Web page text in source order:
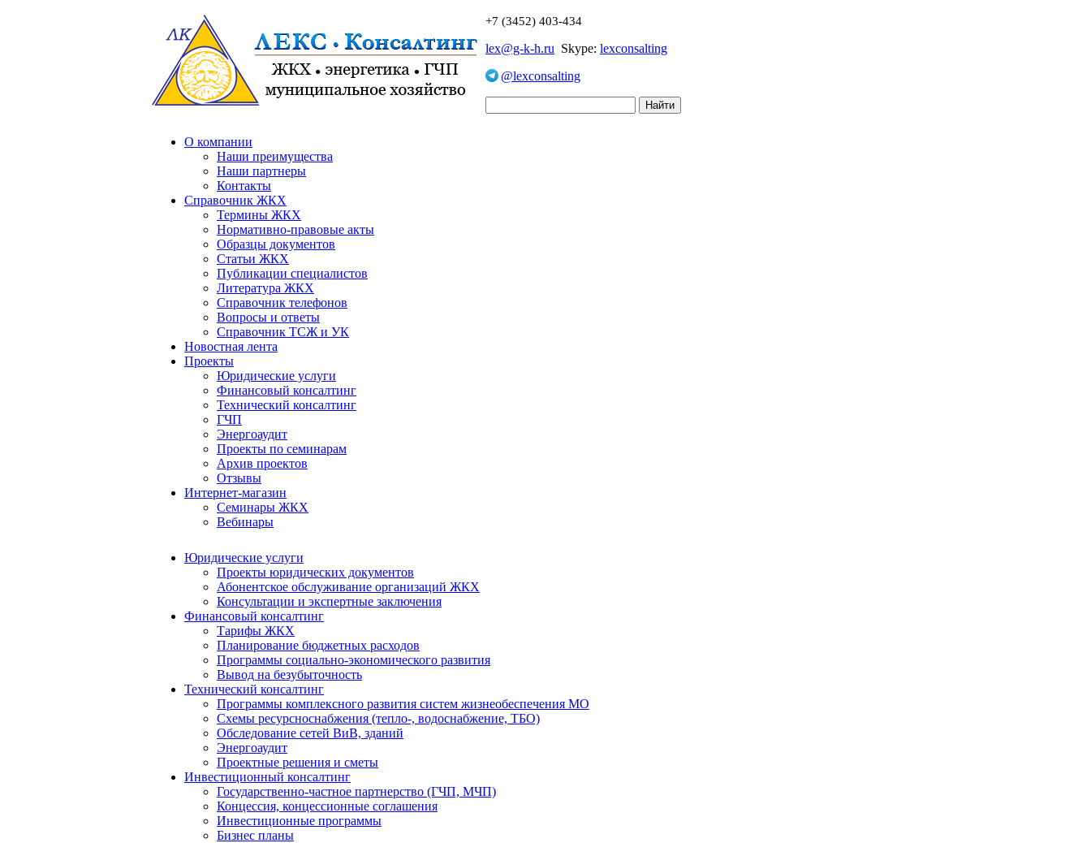
+7 (3452) 403-434
lex@g-k-h.ru Skype: lexconsalting
@lexconsalting
О компании
Наши преимущества
Наши партнеры
Контакты
Справочник ЖКХ
Термины ЖКХ
Нормативно-правовые акты
Образцы документов
Статьи ЖКХ
Публикации специалистов
Литература ЖКХ
Справочник телефонов
Вопросы и ответы
Справочник ТСЖ и УК
Новостная лента
Проекты
Юридические услуги
Финансовый консалтинг
Технический консалтинг
ГЧП
Энергоаудит
Проекты по семинарам
Архив проектов
Отзывы
Интернет-магазин
Семинары ЖКХ
Вебинары
Юридические услуги
Проекты юридических документов
Абонентское обслуживание организаций ЖКХ
Консультации и экспертные заключения
Финансовый консалтинг
Тарифы ЖКХ
Планирование бюджетных расходов
Программы социально-экономического развития
Вывод на безубыточность
Технический консалтинг
Программы комплексного развития систем жизнеобеспечения МО
Схемы ресурсноснабжения (тепло-, водоснабжение, ТБО)
Обследование сетей ВиВ, зданий
Энергоаудит
Проектные решения и сметы
Инвестиционный консалтинг
Государственно-частное партнерство (ГЧП, МЧП)
Концессия, концессионные соглашения
Инвестиционные программы
Бизнес планы